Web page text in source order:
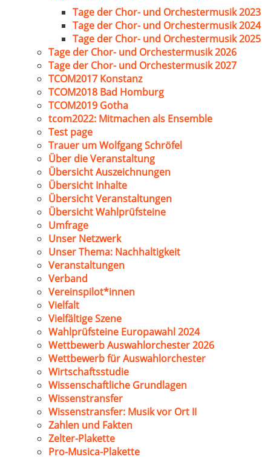
Tage der Chor- und Orchestermusik 2023
Tage der Chor- und Orchestermusik 2024
Tage der Chor- und Orchestermusik 2025
Tage der Chor- und Orchestermusik 2026
Tage der Chor- und Orchestermusik 2027
TCOM2017 Konstanz
TCOM2018 Bad Homburg
TCOM2019 Gotha
tcom2022: Mitmachen als Ensemble
Test page
Trauer um Wolfgang Schröfel
Über die Veranstaltung
Übersicht Auszeichnungen
Übersicht Inhalte
Übersicht Veranstaltungen
Übersicht Wahlprüfsteine
Umfrage
Unser Netzwerk
Unser Thema: Nachhaltigkeit
Veranstaltungen
Verband
Vereinspilot*innen
Vielfalt
Vielfältige Szene
Wahlprüfsteine Europawahl 2024
Wettbewerb Auswahlorchester 2026
Wettbewerb für Auswahlorchester
Wirtschaftsstudie
Wissenschaftliche Grundlagen
Wissenstransfer
Wissenstransfer: Musik vor Ort II
Zahlen und Fakten
Zelter-Plakette
Pro-Musica-Plakette